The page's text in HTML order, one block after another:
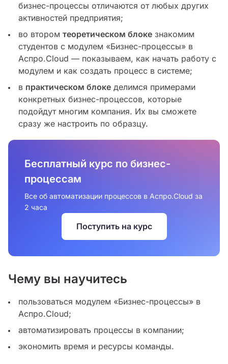
бизнес-процессы отличаются от любых других
активностей предприятия;
во втором теоретическом блоке знакомим
студентов с модулем «Бизнес-процессы» в
Аспро.Cloud — показываем, как начать работу с
модулем и как создать процесс в системе;
в практическом блоке делимся примерами
конкретных бизнес-процессов, которые
подойдут многим компания. Их вы сможете
сразу же настроить по образцу.
Бесплатный курс по бизнес-
процессам
Все об автоматизации процессов в Аспро.Cloud за
2 часа
Поступить на курс
Чему вы научитесь
пользоваться модулем «Бизнес-процессы» в
Аспро.Cloud;
автоматизировать процессы в компании;
экономить время и ресурсы команды.